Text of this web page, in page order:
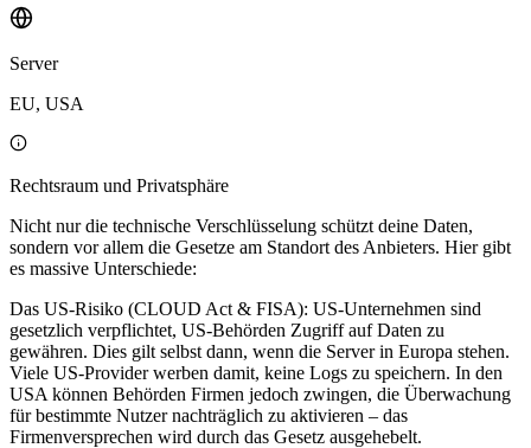
Server
EU, USA
Rechtsraum und Privatsphäre
Nicht nur die technische Verschlüsselung schützt deine Daten,
sondern vor allem die Gesetze am Standort des Anbieters. Hier gibt
es massive Unterschiede:
Das US-Risiko (CLOUD Act & FISA): US-Unternehmen sind
gesetzlich verpflichtet, US-Behörden Zugriff auf Daten zu
gewähren. Dies gilt selbst dann, wenn die Server in Europa stehen.
Viele US-Provider werben damit, keine Logs zu speichern. In den
USA können Behörden Firmen jedoch zwingen, die Überwachung
für bestimmte Nutzer nachträglich zu aktivieren – das
Firmenversprechen wird durch das Gesetz ausgehebelt.